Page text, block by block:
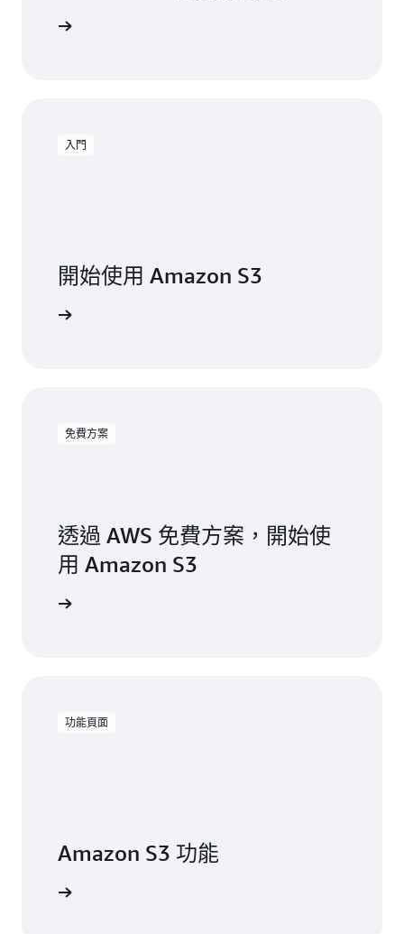
入門
開始使用 Amazon S3
免費方案
透過 AWS 免費方案，開始使
用 Amazon S3
功能頁面
Amazon S3 功能